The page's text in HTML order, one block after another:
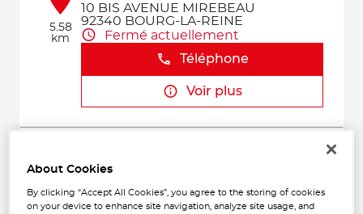
5.58
km
10 BIS AVENUE MIREBEAU
92340 BOURG-LA-REINE
Fermé actuellement
Téléphone
Voir plus
7.46
km
23 Rue des Entrepreneurs
91560 CROSNE
Fermé actuellement
About Cookies
By clicking “Accept All Cookies”, you agree to the storing of cookies
on your device to enhance site navigation, analyze site usage, and